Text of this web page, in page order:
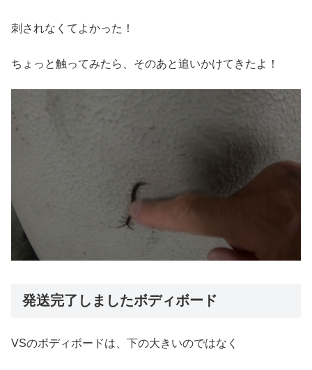
刺されなくてよかった！
ちょっと触ってみたら、そのあと追いかけてきたよ！
発送完了しましたボディボード
VSのボディボードは、下の大きいのではなく